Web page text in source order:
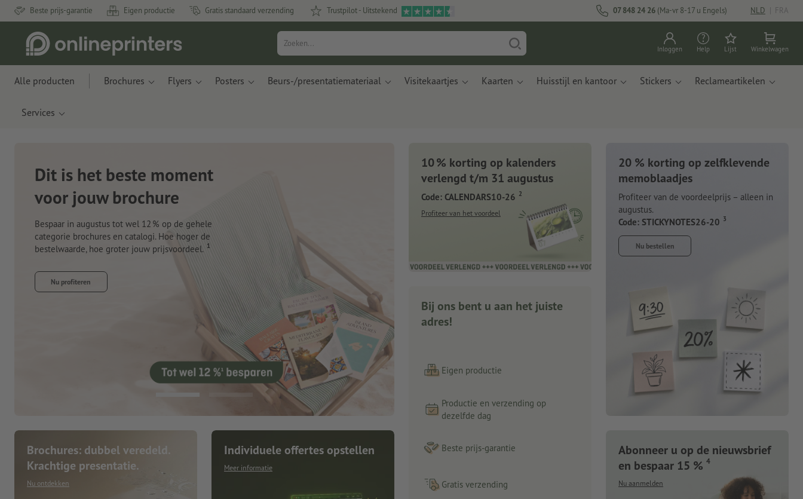
Beste prijs-garantie Eigen productie Gratis standaard verzending Trustpilot - Uitstekend 07 848 24 26 (Ma-vr 8-17 u Engels) NLD | FRA
Inloggen Help Lijst Winkelwagen
Alle producten Brochures Flyers Posters Beurs-/presentatiemateriaal Visitekaartjes Kaarten Huisstijl en kantoor Stickers Reclameartikelen
Services
Nieuwe notitieboeken
Met innovatieve materialen gemaakt van appelresten
Nu bestellen
Brochures: dubbel veredeld.
Krachtige presentatie.
Nu ontdekken
Individuele offertes opstellen
Meer informatie
10 % korting op kalenders
verlengd t/m 31 augustus
Code: CALENDARS10-26 2
Profiteer van het voordeel
Bij ons bent u aan het juiste
adres!
Eigen productie
Productie en verzending op
dezelfde dag
Beste prijs-garantie
Gratis verzending
20 % korting op zelfklevende
memoblaadjes
Profiteer van de voordeelprijs – alleen in
augustus.
Code: STICKYNOTES26-20 3
Nu bestellen
Abonneer u op de nieuwsbrief
en bespaar 15 % 4
Nu aanmelden